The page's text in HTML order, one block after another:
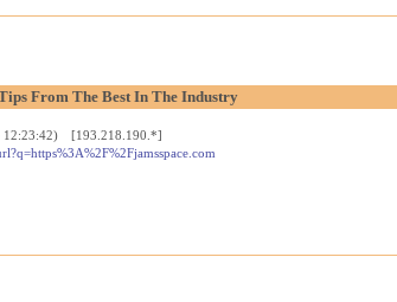
From The Best In The Industry
12:23:42) [193.218.190.*]